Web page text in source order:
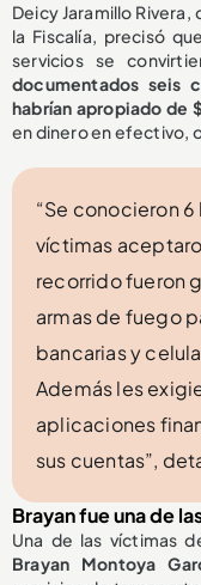
Deicy Jaramillo
la Fiscalía, precisó
servicios se
documentados seis
habrían apropiado de
en dinero en efectivo,
“Se conocieron
víctimas
recorrido fueron
armas de fuego
bancarias y
Además les
aplicaciones
sus cuentas”,
Brayan fue una de
Una de las víctimas
Brayan Montoya